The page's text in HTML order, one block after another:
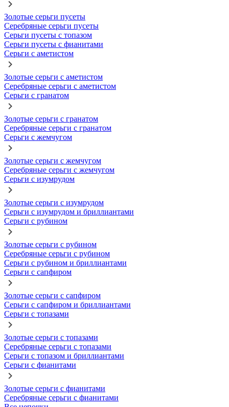
Золотые серьги пусеты
Серебряные серьги пусеты
Серьги пусеты с топазом
Серьги пусеты с фианитами
Серьги с аметистом
Золотые серьги с аметистом
Серебряные серьги с аметистом
Серьги с гранатом
Золотые серьги с гранатом
Серебряные серьги с гранатом
Серьги с жемчугом
Золотые серьги с жемчугом
Серебряные серьги с жемчугом
Серьги с изумрудом
Золотые серьги с изумрудом
Серьги с изумрудом и бриллиантами
Серьги с рубином
Золотые серьги с рубином
Серебряные серьги с рубином
Серьги с рубином и бриллиантами
Серьги с сапфиром
Золотые серьги с сапфиром
Серьги с сапфиром и бриллиантами
Серьги с топазами
Золотые серьги с топазами
Серебряные серьги с топазами
Серьги с топазом и бриллиантами
Серьги с фианитами
Золотые серьги с фианитами
Серебряные серьги с фианитами